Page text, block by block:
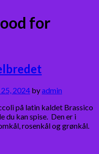
for
2024 byadmin
på latin kaldet Brassico
du kan spise. Den er i
rosenkål og grønkål.